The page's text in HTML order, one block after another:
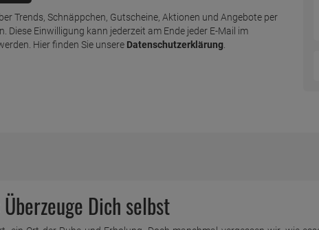
Trends, Schnäppchen, Gutscheine, Aktionen und Angebote per
Diese Einwilligung kann jederzeit am Ende jeder E-Mail im
Hier finden Sie unsere Datenschutzerklärung.
Dich selbst